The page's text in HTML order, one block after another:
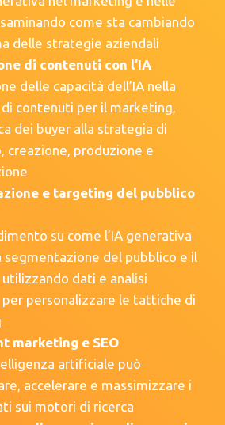
come sta cambiando
delle strategie aziendali
di contenuti con l’IA
delle capacità dell’IA nella
contenuti per il marketing,
dei buyer alla strategia di
creazione, produzione e
e targeting del pubblico
su come l’IA generativa
segmentazione del pubblico e il
dati e analisi
personalizzare le tattiche di
marketing e SEO
artificiale può
accelerare e massimizzare i
sui motori di ricerca